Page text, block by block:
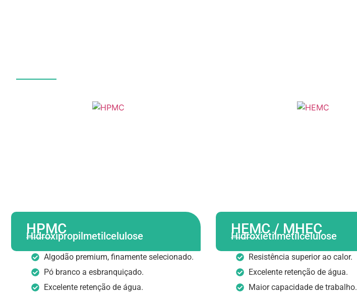
HPMC
Hidroxipropilmetilcelulose
Algodão premium, finamente selecionado.
Pó branco a esbranquiçado.
Excelente retenção de água.
HEMC / MHEC
Hidroxietilmetilcelulose
Resistência superior ao calor.
Excelente retenção de água.
Maior capacidade de trabalho.